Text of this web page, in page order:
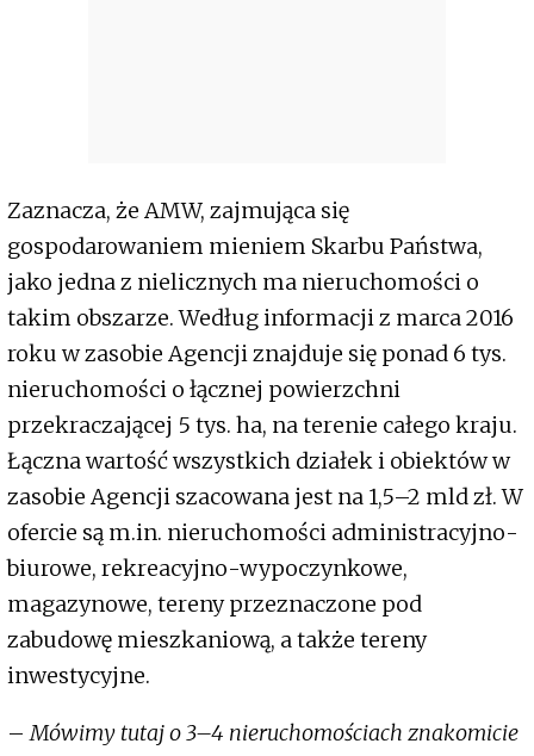
Zaznacza, że AMW, zajmująca się
gospodarowaniem mieniem Skarbu Państwa,
jako jedna z nielicznych ma nieruchomości o
takim obszarze. Według informacji z marca 2016
roku w zasobie Agencji znajduje się ponad 6 tys.
nieruchomości o łącznej powierzchni
przekraczającej 5 tys. ha, na terenie całego kraju.
Łączna wartość wszystkich działek i obiektów w
zasobie Agencji szacowana jest na 1,5–2 mld zł. W
ofercie są m.in. nieruchomości administracyjno-
biurowe, rekreacyjno-wypoczynkowe,
magazynowe, tereny przeznaczone pod
zabudowę mieszkaniową, a także tereny
inwestycyjne.
–Mówimy tutaj o 3–4 nieruchomościach znakomicie